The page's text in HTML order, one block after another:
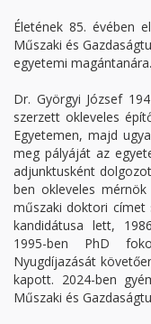
Életének 85. évében
Műszaki és
egyetemi magántanára.
Dr. Györgyi József
szerzett okleveles
Egyetemen, majd
meg pályáját az
adjunktusként
ben okleveles
műszaki doktori címet
kandidátusa lett,
1995-ben PhD
Nyugdíjazását
kapott. 2024-ben
Műszaki és